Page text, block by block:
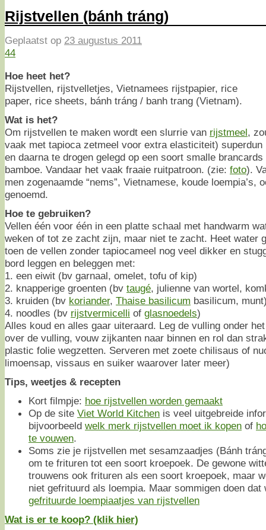
Rijstvellen (bánh tráng)
Geplaatst op 23 augustus 2011
44
Hoe heet het?
Rijstvellen, rijstvelletjes, Vietnamees rijstpapier, rice
paper, rice sheets, bánh tráng / banh trang (Vietnam).
Wat is het?
Om rijstvellen te maken wordt een slurrie van rijstmeel,
vaak met tapioca zetmeel voor extra elasticiteit) superdun
en daarna te drogen gelegd op een soort smalle
bamboe. Vandaar het vaak fraaie ruitpatroon. (zie: foto).
men zogenaamde “nems”, Vietnamese, koude loempia’s,
genoemd.
Hoe te gebruiken?
Vellen één voor één in een platte schaal met handwarm
weken of tot ze zacht zijn, maar niet te zacht. Heet water
toen de vellen zonder tapiocameel nog veel dikker en
bord leggen en beleggen met:
1. een eiwit (bv garnaal, omelet, tofu of kip)
2. knapperige groenten (bv taugé, julienne van wortel,
3. kruiden (bv koriander, Thaise basilicum basilicum,
4. noodles (bv rijstvermicelli of glasnoedels)
Alles koud en alles gaar uiteraard. Leg de vulling onder
over de vulling, vouw zijkanten naar binnen en rol dan
plastic folie wegzetten. Serveren met zoete chilisaus of
limoensap, vissaus en suiker waarover later meer)
Tips, weetjes & recepten
Kort filmpje: hoe rijstvellen worden gemaakt
Op de site Viet World Kitchen is veel uitgebreide
bijvoorbeeld welk merk rijstvellen moet ik kopen of
te vouwen.
Soms zie je rijstvellen met sesamzaadjes (Bánh
om te frituren tot een soort kroepoek. De gewone
trouwens ook frituren als een soort kroepoek, maar
niet gefrituurd als loempia. Maar sommigen doen
gefrituurde loempiaatjes van rijstvellen
Wat is er te koop? (klik hier)